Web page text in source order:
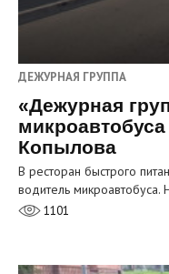
ДЕЖУРНАЯ ГРУППА
«Дежурная
Копылова
В ресторан быстрого
водитель
1101